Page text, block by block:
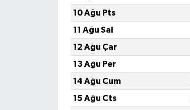
10 Ağu Pts
11 Ağu Sal
12 Ağu Çar
13 Ağu Per
14 Ağu Cum
15 Ağu Cts